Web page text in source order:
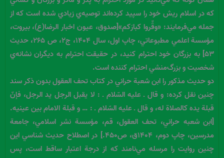
كه در اسلام ريش خود را سپيد كرده‌اند توصيه‌ي زيادي شده است كه از
جمله مي‌فرمايند: «وقِّروا كبارَكم»[صدوق، عيون اخبار الرضا(ع)، بيروت،
مؤسسة اعلمي مطبوعاتي، چاپ اول، سال ۱۴۰۴، ج۲، ص ۲۶۵، حديث
۵۳] به بزرگان خود احترام كنيد، در حقيقت احترام به ديگران نشانه‌ي
شخصيت و بزرگ‌منشي احترام كننده است.
دو حديث مذكور را ابن شعبة حراني در كتاب تحف العقول بدون ذكر سند
چنين نقل كرده: و قال ـ عليه السّلام ـ : لا يقبل الرجل يد الرجل، فإنّ
قبلة يده كالصلاة له، و قال ـ عليه السّلام ـ : … و قبلة الامام بين عينيه.
[ابن شعبه حراني، تحف العقول، قم، مؤسسة نشر اسلامي، جامعة
مدرسين، چاپ دوم، ۱۴۰۴ق، ص۴۵۰.] در اصطلاح حديث شناسي اين
چنين روايت را مرسله مي‌نامند كه از درجة اعتبار ساقط است، پس